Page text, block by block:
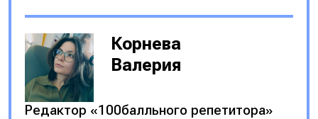
Корнева
Валерия
Редактор «100балльного репетитора»